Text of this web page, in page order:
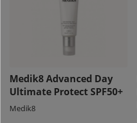
Medik8 Advanced Day
Ultimate Protect SPF50+
Medik8